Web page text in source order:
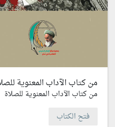
من كتاب الآداب المعنوية
من كتاب الآداب المعنوية للصلاة
فتح الكتاب